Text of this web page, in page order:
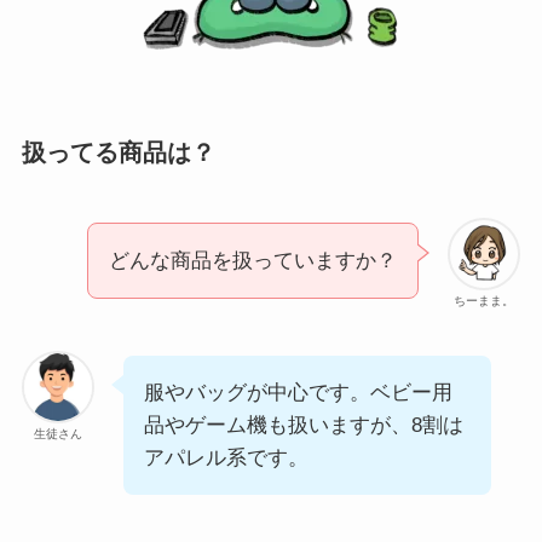
扱ってる商品は？
ちーまま。
どんな商品を扱っていますか？
生徒さん
服やバッグが中心です。ベビー用
品やゲーム機も扱いますが、8割は
アパレル系です。